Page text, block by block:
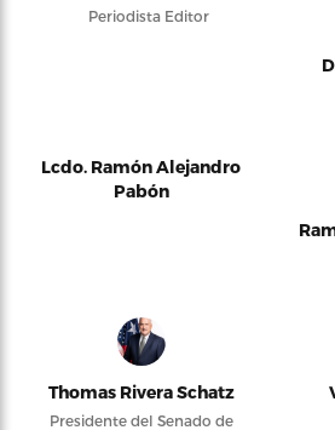
Periodista Editor
Lcdo. Ramón Alejandro
Pabón
Thomas Rivera Schatz
Presidente del Senado de